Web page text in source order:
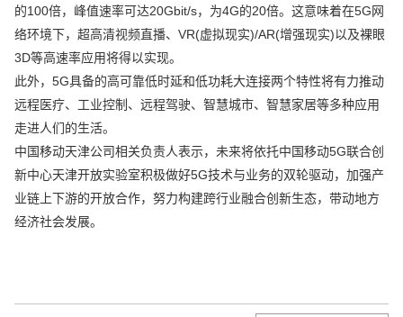
的100倍，峰值速率可达20Gbit/s，为4G的20倍。这意味着在5G网
络环境下，超高清视频直播、VR(虚拟现实)/AR(增强现实)以及裸眼
3D等高速率应用将得以实现。
此外，5G具备的高可靠低时延和低功耗大连接两个特性将有力推动
远程医疗、工业控制、远程驾驶、智慧城市、智慧家居等多种应用
走进人们的生活。
中国移动天津公司相关负责人表示，未来将依托中国移动5G联合创
新中心天津开放实验室积极做好5G技术与业务的双轮驱动，加强产
业链上下游的开放合作，努力构建跨行业融合创新生态，带动地方
经济社会发展。